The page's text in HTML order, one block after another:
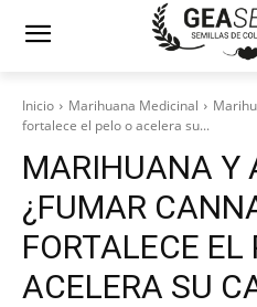
Inicio Marihuana Medicinal
fortalece el pelo o acelera su...
MARIHUANA Y
¿FUMAR
FORTALECE EL
ACELERA SU